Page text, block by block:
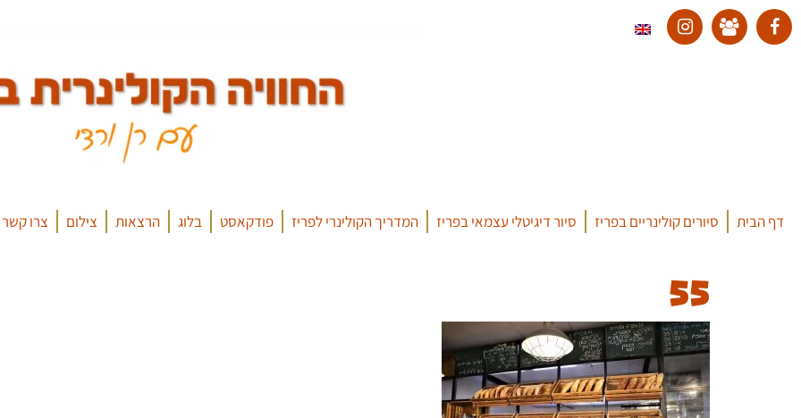
דף הבית סיורים קולינריים בפריז סיור דיגיטלי עצמאי בפריז המדריך הקולינרי לפריז פודקאסט בלוג הרצאות צילום צרו קשר
55